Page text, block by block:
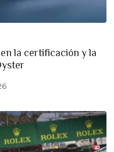
la certificación y la